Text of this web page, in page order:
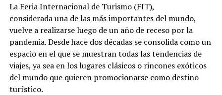
La Feria Internacional de Turismo (FIT),
considerada una de las más importantes del mundo,
vuelve a realizarse luego de un año de receso por la
pandemia. Desde hace dos décadas se consolida como un
espacio en el que se muestran todas las tendencias de
viajes, ya sea en los lugares clásicos o rincones exóticos
del mundo que quieren promocionarse como destino
turístico.